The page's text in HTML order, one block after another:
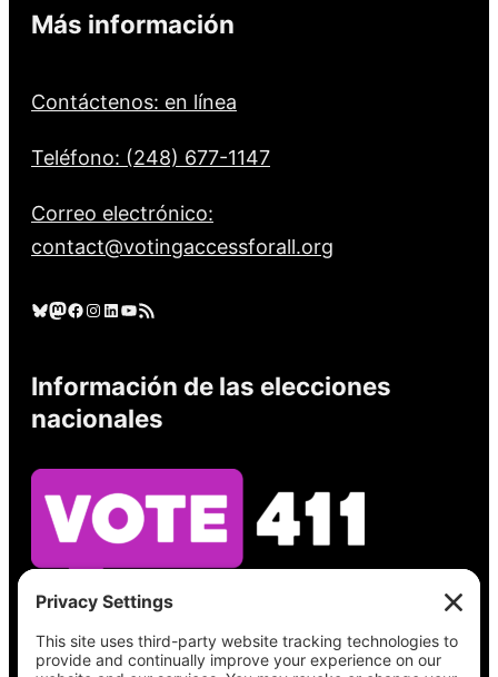
Más información
Contáctenos: en línea
Teléfono: (248) 677-1147
Correo electrónico:
contact@votingaccessforall.org
Cielo azul Mastodonte Facebook Instagram LinkedIn YouTube Feed RSS
Información de las elecciones
nacionales
Vea lo que hay en su boleta, encuentre su
lugar de votación, verifique el estado de su